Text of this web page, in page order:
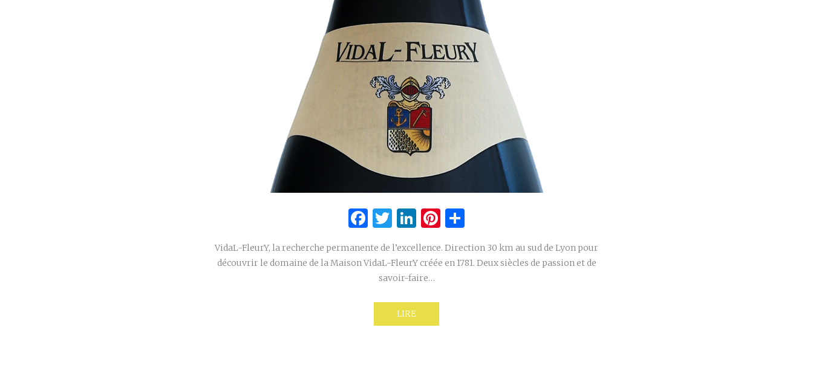
Facebook
Twitter
LinkedIn
Pinterest
VidaL-FleurY, la recherche permanente de l’excellence. Direction 30 km au sud de Lyon pour
découvrir le domaine de la Maison VidaL-FleurY créée en 1781. Deux siècles de passion et de
savoir-faire…
LIRE